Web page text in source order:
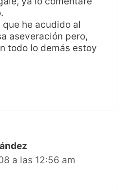
he acudido al
aseveración pero,
todo lo demás estoy
a las 12:56 am